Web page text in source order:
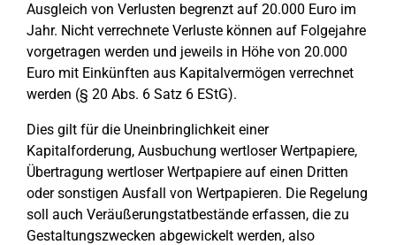
Ausgleich von Verlusten begrenzt auf 20.000 Euro im
Jahr. Nicht verrechnete Verluste können auf Folgejahre
vorgetragen werden und jeweils in Höhe von 20.000
Euro mit Einkünften aus Kapitalvermögen verrechnet
werden (§ 20 Abs. 6 Satz 6 EStG).
Dies gilt für die Uneinbringlichkeit einer
Kapitalforderung, Ausbuchung wertloser Wertpapiere,
Übertragung wertloser Wertpapiere auf einen Dritten
oder sonstigen Ausfall von Wertpapieren. Die Regelung
soll auch Veräußerungstatbestände erfassen, die zu
Gestaltungszwecken abgewickelt werden, also